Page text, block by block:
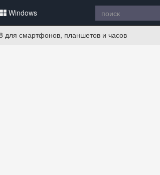
Windows
для смартфонов, планшетов и часов